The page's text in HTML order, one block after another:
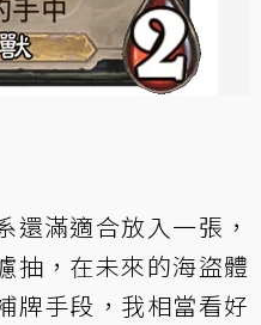
還滿適合放入一張，
抽，在未來的海盜體
牌手段，我相當看好